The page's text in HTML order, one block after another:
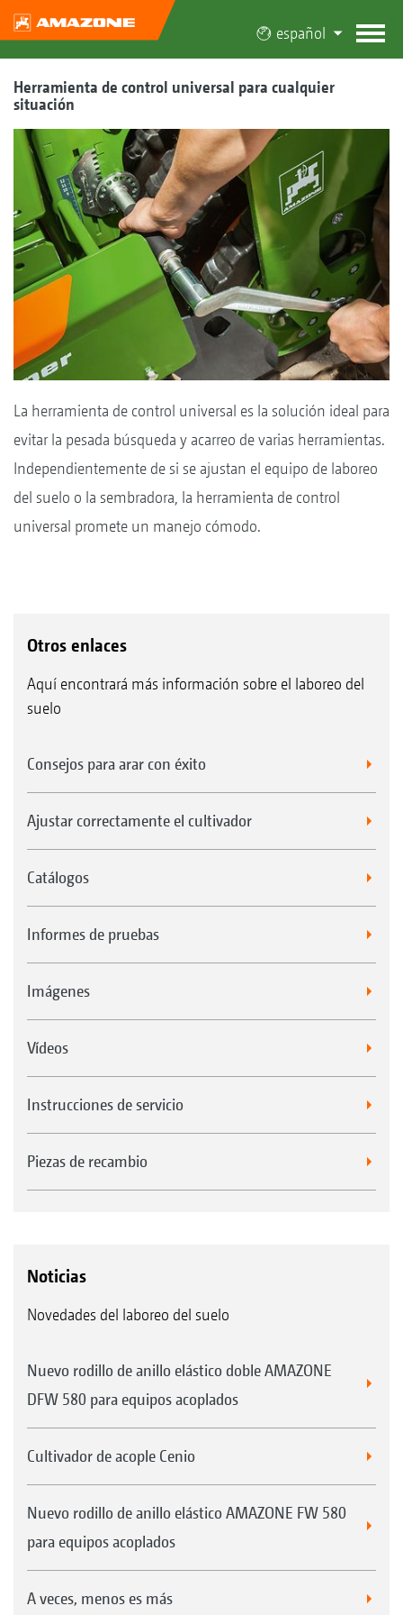
español
Herramienta de control universal para cualquier
situación
La herramienta de control universal es la solución ideal para
evitar la pesada búsqueda y acarreo de varias herramientas.
Independientemente de si se ajustan el equipo de laboreo
del suelo o la sembradora, la herramienta de control
universal promete un manejo cómodo.
Otros enlaces
Aquí encontrará más información sobre el laboreo del
suelo
Consejos para arar con éxito
Ajustar correctamente el cultivador
Catálogos
Informes de pruebas
Imágenes
Vídeos
Instrucciones de servicio
Piezas de recambio
Noticias
Novedades del laboreo del suelo
Nuevo rodillo de anillo elástico doble AMAZONE
DFW 580 para equipos acoplados
Cultivador de acople Cenio
Nuevo rodillo de anillo elástico AMAZONE FW 580
para equipos acoplados
A veces, menos es más